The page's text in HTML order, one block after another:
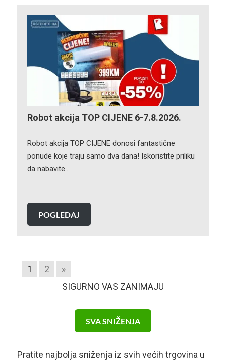
Robot akcija TOP CIJENE 6-7.8.2026.
Robot akcija TOP CIJENE donosi fantastične
ponude koje traju samo dva dana! Iskoristite priliku
da nabavite…
POGLEDAJ
1 2
»
SIGURNO VAS ZANIMAJU
SVA SNIŽENJA
Pratite najbolja sniženja iz svih većih trgovina u